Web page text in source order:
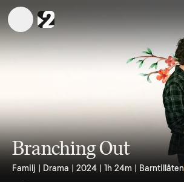
Branching Out
Familj | Drama | 2024 | 1h 24m | Barntillåten